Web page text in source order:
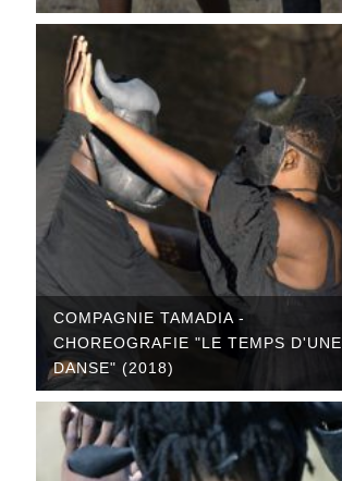
COMPAGNIE TAMADIA -
CHOREOGRAFIE "LE TEMPS D'UNE
DANSE" (2018)